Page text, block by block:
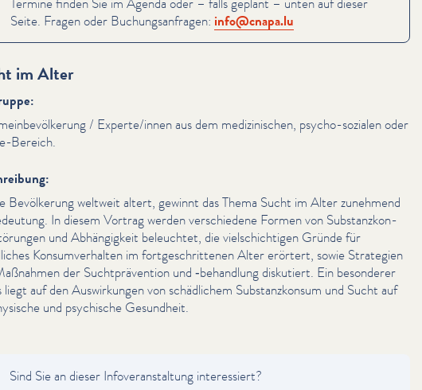
Seite. Fragen oder Buchungsan­fra­gen: info@​cnapa.​lu
im Alter
/ Experte/​innen aus dem medi­zinis­chen, psycho-sozialen oder
Bereich.
Bevölkerung weltweit altert, gewinnt das Thema Sucht im Alter zunehmend
In diesem Vortrag werden ver­schiedene Formen von Sub­stanzkon­
und Abhängigkeit beleuchtet, die vielschichti­gen Gründe für
Kon­sumver­hal­ten im fort­geschrit­te­nen Alter erörtert, sowie Strategien
der Sucht­präven­tion und ‑behandlung diskutiert. Ein besonderer
liegt auf den Auswirkun­gen von schädlichem Sub­stanzkon­sum und Sucht auf
und psychische Gesundheit.
Sind Sie an dieser Infover­anstal­tung inter­essiert?